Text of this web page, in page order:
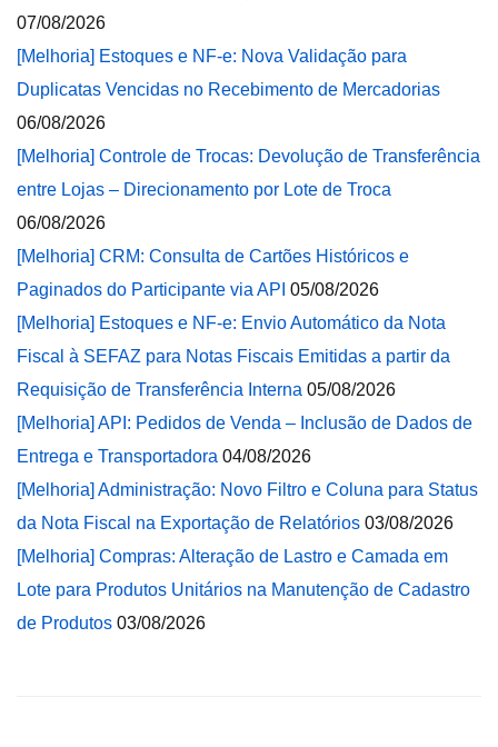
07/08/2026
[Melhoria] Estoques e NF-e: Nova Validação para
Duplicatas Vencidas no Recebimento de Mercadorias
06/08/2026
[Melhoria] Controle de Trocas: Devolução de Transferência
entre Lojas – Direcionamento por Lote de Troca
06/08/2026
[Melhoria] CRM: Consulta de Cartões Históricos e
Paginados do Participante via API 05/08/2026
[Melhoria] Estoques e NF-e: Envio Automático da Nota
Fiscal à SEFAZ para Notas Fiscais Emitidas a partir da
Requisição de Transferência Interna 05/08/2026
[Melhoria] API: Pedidos de Venda – Inclusão de Dados de
Entrega e Transportadora 04/08/2026
[Melhoria] Administração: Novo Filtro e Coluna para Status
da Nota Fiscal na Exportação de Relatórios 03/08/2026
[Melhoria] Compras: Alteração de Lastro e Camada em
Lote para Produtos Unitários na Manutenção de Cadastro
de Produtos 03/08/2026